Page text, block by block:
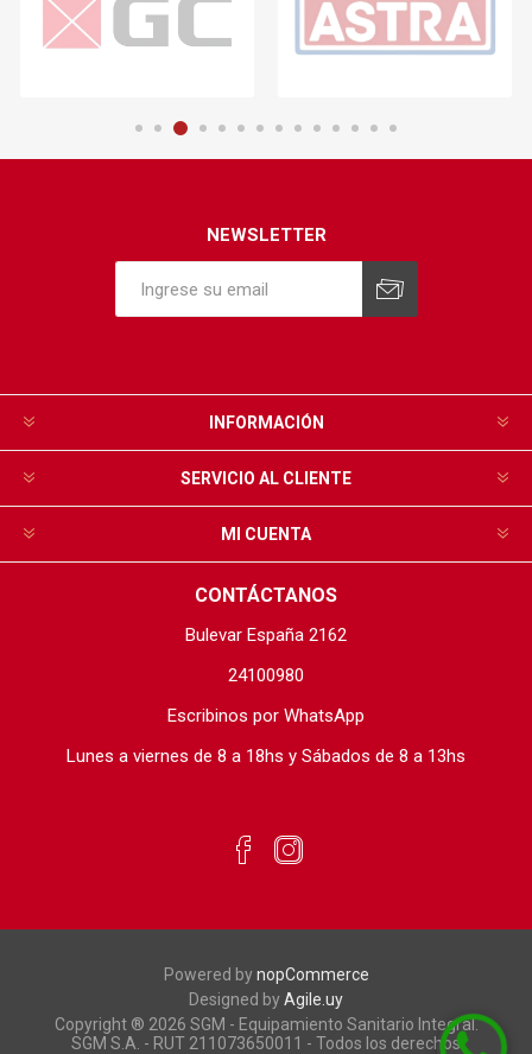
NEWSLETTER
INFORMACIÓN
SERVICIO AL CLIENTE
MI CUENTA
CONTÁCTANOS
Bulevar España 2162
24100980
Escribinos por WhatsApp
Lunes a viernes de 8 a 18hs y Sábados de 8 a 13hs
Powered bynopCommerce
Designed byAgile.uy
Copyright ® 2026 SGM - Equipamiento Sanitario Integral.
SGM S.A. - RUT 211073650011 - Todos los derechos